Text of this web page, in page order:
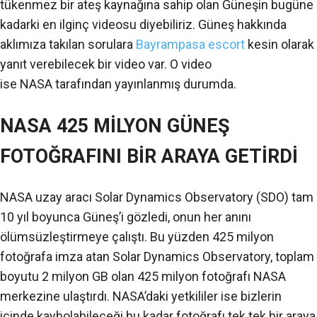
tükenmez bir ateş kaynağına sahip olan Güneşin bugüne
kadarki en ilginç videosu diyebiliriz. Güneş hakkında
aklımıza takılan sorulara Bayrampasa escort kesin olarak
yanıt verebilecek bir video var. O video
ise NASA tarafından yayınlanmış durumda.
NASA 425 MİLYON GÜNEŞ
FOTOĞRAFINI BİR ARAYA GETİRDİ
NASA uzay aracı Solar Dynamics Observatory (SDO) tam
10 yıl boyunca Güneş’i gözledi, onun her anını
ölümsüzleştirmeye çalıştı. Bu yüzden 425 milyon
fotoğrafa imza atan Solar Dynamics Observatory, toplam
boyutu 2 milyon GB olan 425 milyon fotoğrafı NASA
merkezine ulaştırdı. NASA’daki yetkililer ise bizlerin